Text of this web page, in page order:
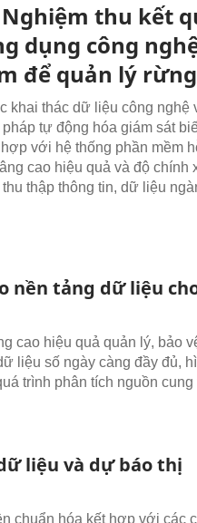
thu kết
dụng công
để quản lý rừng
khai thác dữ liệu công nghệ
tự động hóa giám sát
với hệ thống phần mềm
cao hiệu quả và độ chính
thập thông tin, dữ liệu
nền tảng dữ liệu
cao hiệu quả quản lý, bảo
liệu số ngày càng đầy đủ,
trình phân tích nguồn
liệu và dự báo thị
chuẩn hóa kết hợp với các